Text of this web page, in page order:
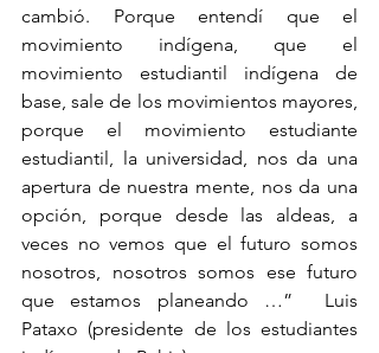
cambió. Porque entendí que el
movimiento indígena, que el
movimiento estudiantil indígena de
base, sale de los movimientos mayores,
porque el movimiento estudiante
estudiantil, la universidad, nos da una
apertura de nuestra mente, nos da una
opción, porque desde las aldeas, a
veces no vemos que el futuro somos
nosotros, nosotros somos ese futuro
que estamos planeando …”  Luis
Pataxo (presidente de los estudiantes